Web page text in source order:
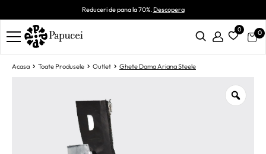
Reduceri de pana la 70%.Descopera
0 0
Acasa Toate Produsele Outlet Ghete Dama Ariana Steele